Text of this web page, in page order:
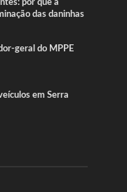
por que a
das daninhas
geral do MPPE
em Serra